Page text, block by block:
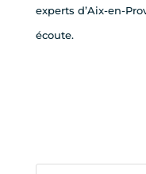
experts d’Aix-en-
écoute.